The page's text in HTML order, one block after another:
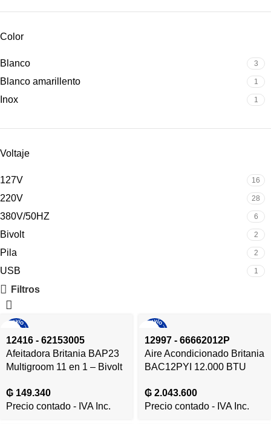
Color
Blanco 3
Blanco amarillento 1
Inox 1
Voltaje
127V 16
220V 28
380V/50HZ 6
Bivolt 2
Pila 2
USB 1
Filtros
12416 - 62153005
Afeitadora Britania BAP23
Multigroom 11 en 1 – Bivolt
₲ 149.340
Precio contado - IVA Inc.
12997 - 66662012P
Aire Acondicionado Britania
BAC12PYI 12.000 BTU
220V/50HZ – 12997
₲ 2.043.600
Precio contado - IVA Inc.